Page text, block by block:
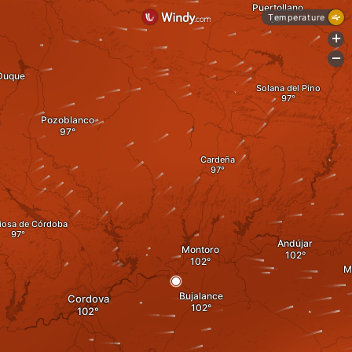
Cardeña
Montoro
Bujalance
Cordova
Pozoblanco
de Córdoba
Andújar
Solana del Pino
Puertollano
Temperature
+
-